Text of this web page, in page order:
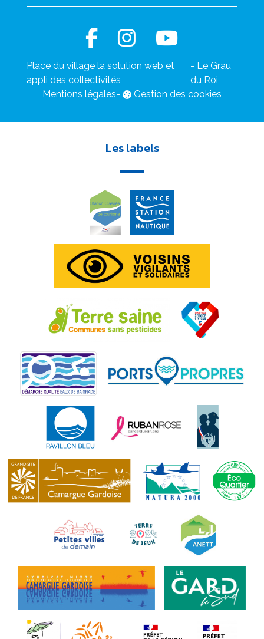
Place du village la solution web et
appli des collectivités
- Le Grau
du Roi
Mentions légales- Gestion des cookies
Les labels